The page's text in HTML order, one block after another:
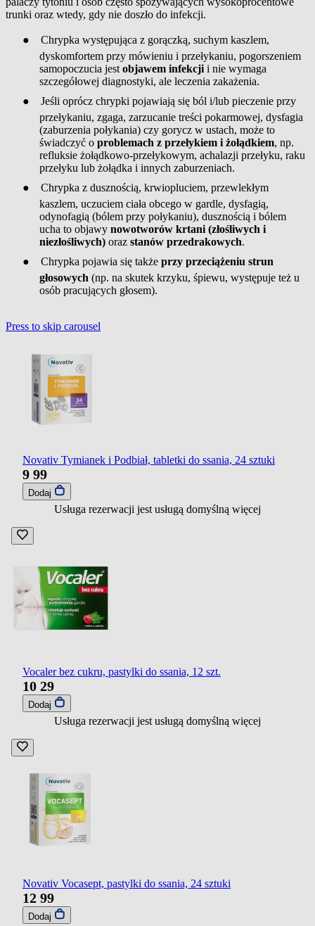
trunki oraz wtedy, gdy nie doszło do infekcji.
●
Chrypka występująca z gorączką, suchym kaszlem,
dyskomfortem przy mówieniu i przełykaniu, pogorszeniem
samopoczucia jest objawem infekcji i nie wymaga
szczegółowej diagnostyki, ale leczenia zakażenia.
●
Jeśli oprócz chrypki pojawiają się ból i/lub pieczenie przy
przełykaniu, zgaga, zarzucanie treści pokarmowej, dysfagia
(zaburzenia połykania) czy gorycz w ustach, może to
świadczyć o problemach z przełykiem i żołądkiem, np.
refluksie żołądkowo-przełykowym, achalazji przełyku, raku
przełyku lub żołądka i innych zaburzeniach.
●
Chrypka z dusznością, krwiopluciem, przewlekłym
kaszlem, uczuciem ciała obcego w gardle, dysfagią,
odynofagią (bólem przy połykaniu), dusznością i bólem
ucha to objawy nowotworów krtani (złośliwych i
niezłośliwych) oraz stanów przedrakowych.
● Chrypka pojawia się także przy przeciążeniu strun
głosowych (np. na skutek krzyku, śpiewu, występuje też u
osób pracujących głosem).
Press to skip carousel
Novativ Tymianek i Podbiał, tabletki do ssania, 24 sztuki
9 99
Dodaj
Usługa rezerwacji jest usługą domyślną więcej
Vocaler bez cukru, pastylki do ssania, 12 szt.
10 29
Dodaj
Usługa rezerwacji jest usługą domyślną więcej
Novativ Vocasept, pastylki do ssania, 24 sztuki
12 99
Dodaj